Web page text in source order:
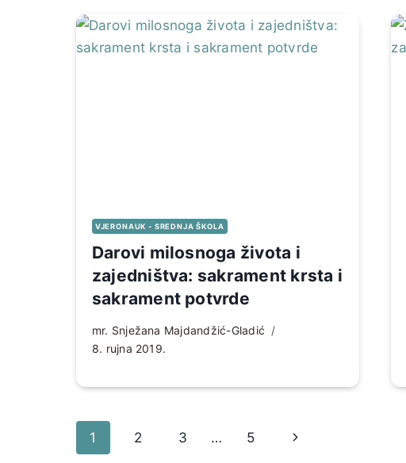
VJERONAUK - SREDNJA ŠKOLA
Darovi milosnoga života i
zajedništva: sakrament krsta i
sakrament potvrde
mr. Snježana Majdandžić-Gladić
8. rujna 2019.
Page
navigation
1 2 3 … 5
Sljedeća